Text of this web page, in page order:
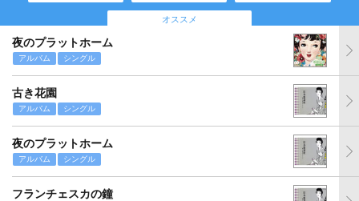
オススメ
夜のプラットホーム
アルバム シングル
古き花園
アルバム シングル
夜のプラットホーム
アルバム シングル
フランチェスカの鐘